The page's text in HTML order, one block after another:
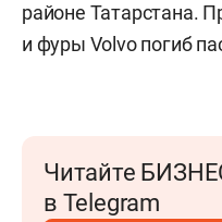
районе Татарстана.
и фуры Volvo погиб
Читайте
в Telegram